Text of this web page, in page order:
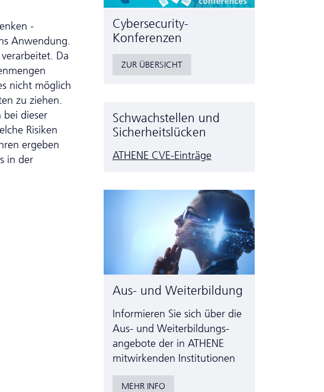
-
Anwendung.
Da
nicht möglich
zu ziehen.
bei dieser
Risiken
ergeben
in der
Cyber­security-
Konferenzen
ZUR ÜBERSICHT
Schwachstellen und
Sicherheitslücken
ATHENE CVE-Einträge
Aus- und Weiterbildung
Informieren Sie sich über die
Aus- und Weiter­bildungs­
angebote der in ATHENE
mitwirkenden Institutionen
MEHR INFO